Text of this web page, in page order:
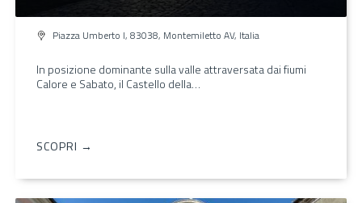
Piazza Umberto I, 83038, Montemiletto AV, Italia
In posizione dominante sulla valle attraversata dai fiumi
Calore e Sabato, il Castello della…
SCOPRI →